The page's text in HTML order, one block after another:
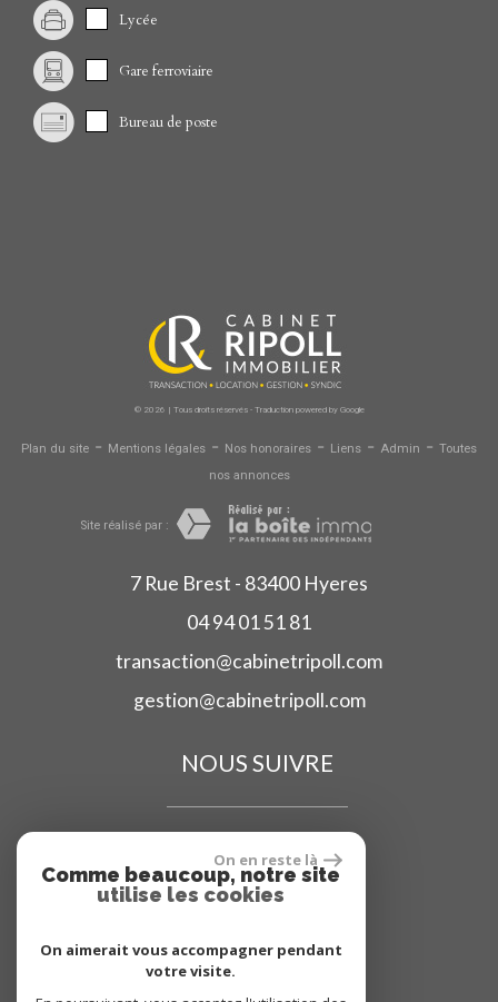
Lycée
Gare ferroviaire
Bureau de poste
© 2026 | Tous droits réservés - Traduction powered by Google
Plan du site - Mentions légales - Nos honoraires - Liens - Admin - Toutes
nos annonces
Site réalisé par :
7 Rue Brest - 83400 Hyeres
04 94 01 51 81
transaction@cabinetripoll.com
gestion@cabinetripoll.com
NOUS SUIVRE
ADHÉRENT
On en reste là
Comme beaucoup, notre site
utilise les cookies
On aimerait vous accompagner pendant
votre visite.